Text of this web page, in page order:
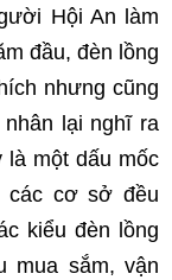
Hội An làm
đầu, đèn lồng
nhưng cũng
lại nghĩ ra
là một dấu mốc
các cơ sở đều
kiểu đèn lồng
mua sắm, vận